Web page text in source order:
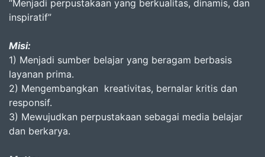
“Menjadi perpustakaan yang berkualitas, dinamis, dan
inspiratif”
Misi:
1) Menjadi sumber belajar yang beragam berbasis
layanan prima.
2) Mengembangkan kreativitas, bernalar kritis dan
responsif.
3) Mewujudkan perpustakaan sebagai media belajar
dan berkarya.